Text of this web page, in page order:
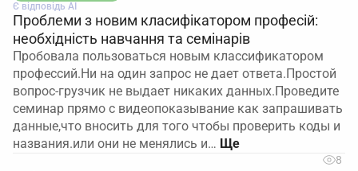
Є відповідь АІ
Проблеми з новим класифікатором професій:
необхідність навчання та семінарів
Пробовала пользоваться новым классификатором
профессий.Ни на один запрос не дает ответа.Простой
вопрос-грузчик не выдает никаких данных.Проведите
семинар прямо с видеопоказывание как запрашивать
данные,что вносить для того чтобы проверить коды и
названия.или они не менялись и…
8